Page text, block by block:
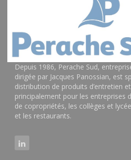
Depuis 1986, Perache Sud,
dirigée par Jacques Panossian, est
distribution de produits d’entretien et
principalement pour les entreprises
de copropriétés, les collèges et
et les restaurants.